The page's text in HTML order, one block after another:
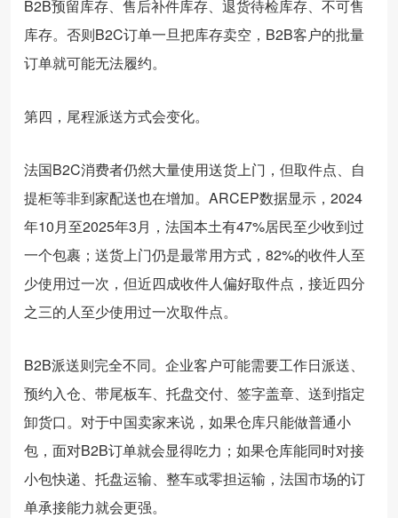
B2B预留库存、售后补件库存、退货待检库存、不可售
库存。否则B2C订单一旦把库存卖空，B2B客户的批量
订单就可能无法履约。
第四，尾程派送方式会变化。
法国B2C消费者仍然大量使用送货上门，但取件点、自
提柜等非到家配送也在增加。ARCEP数据显示，2024
年10月至2025年3月，法国本土有47%居民至少收到过
一个包裹；送货上门仍是最常用方式，82%的收件人至
少使用过一次，但近四成收件人偏好取件点，接近四分
之三的人至少使用过一次取件点。
B2B派送则完全不同。企业客户可能需要工作日派送、
预约入仓、带尾板车、托盘交付、签字盖章、送到指定
卸货口。对于中国卖家来说，如果仓库只能做普通小
包，面对B2B订单就会显得吃力；如果仓库能同时对接
小包快递、托盘运输、整车或零担运输，法国市场的订
单承接能力就会更强。